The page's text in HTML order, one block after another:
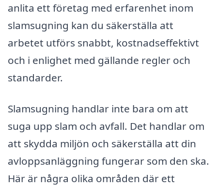
anlita ett företag med erfarenhet inom
slamsugning kan du säkerställa att
arbetet utförs snabbt, kostnadseffektivt
och i enlighet med gällande regler och
standarder.
Slamsugning handlar inte bara om att
suga upp slam och avfall. Det handlar om
att skydda miljön och säkerställa att din
avloppsanläggning fungerar som den ska.
Här är några olika områden där ett